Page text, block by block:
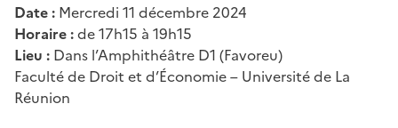
Date : Mercredi 11 décembre 2024
Horaire :de 17h15 à 19h15
Lieu : Dans l’Amphithéâtre D1 (Favoreu)
Faculté de Droit et d’Économie – Université de La
Réunion